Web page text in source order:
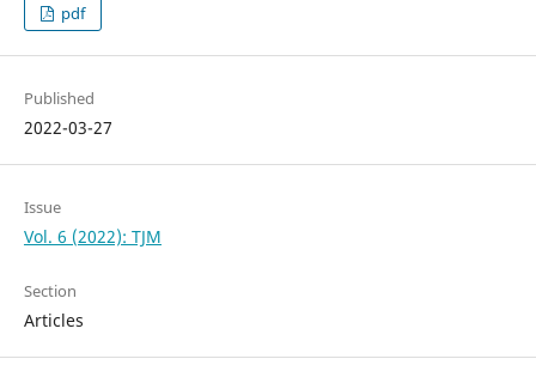
pdf
Published
2022-03-27
Issue
Vol. 6 (2022): TJM
Section
Articles